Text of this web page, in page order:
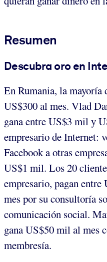
Resumen
Descubra oro en
En Rumania, la mayoría
US$300 al mes. Vlad
gana entre US$3 mil y
empresario de Internet:
Facebook a otras
US$1 mil. Los 20
empresario, pagan
mes por su consultoría
comunicación social.
gana US$50 mil al mes
membresía.